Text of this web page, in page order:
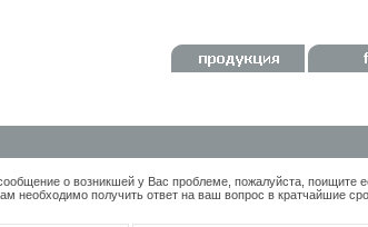
о возникшей у Вас проблеме, пожалуйста, поищите
необходимо получить ответ на ваш вопрос в кратчайшие